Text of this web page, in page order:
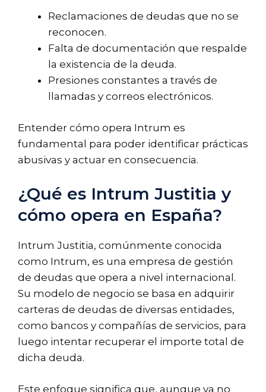
Reclamaciones de deudas que no se
reconocen.
Falta de documentación que respalde
la existencia de la deuda.
Presiones constantes a través de
llamadas y correos electrónicos.
Entender cómo opera Intrum es
fundamental para poder identificar prácticas
abusivas y actuar en consecuencia.
¿Qué es Intrum Justitia y
cómo opera en España?
Intrum Justitia, comúnmente conocida
como Intrum, es una empresa de gestión
de deudas que opera a nivel internacional.
Su modelo de negocio se basa en adquirir
carteras de deudas de diversas entidades,
como bancos y compañías de servicios, para
luego intentar recuperar el importe total de
dicha deuda.
Este enfoque significa que, aunque ya no